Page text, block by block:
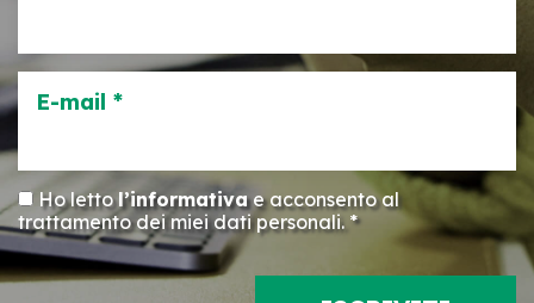
E-mail *
Ho lettol’informativae acconsento al
trattamento dei miei dati personali. *